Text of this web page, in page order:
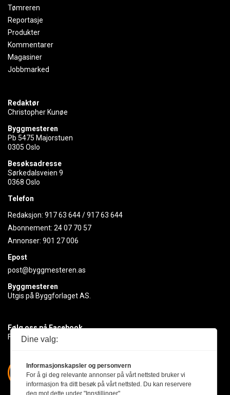
Tømreren
Reportasje
Produkter
Kommentarer
Magasiner
Jobbmarked
Redaktør
Christopher Kunøe
Byggmesteren
Pb 5475 Majorstuen
0305 Oslo
Besøksadresse
Sørkedalsveien 9
0368 Oslo
Telefon
Redaksjon: 917 63 644/917 63 644
Abonnement: 24 07 70 57
Annonser: 901 27 006
Epost
post@byggmesteren.as
Byggmesteren
Utgis på Byggforlaget AS.
Følg oss på Facebook
Få med deg det siste innen byggebransjen
Dine valg:
Informasjonskapsler og personvern
For å gi deg relevante annonser på vårt nettsted bruker vi
informasjon fra ditt besøk på vårt nettsted. Du kan reservere
deg mot dette under "Innstillinger".